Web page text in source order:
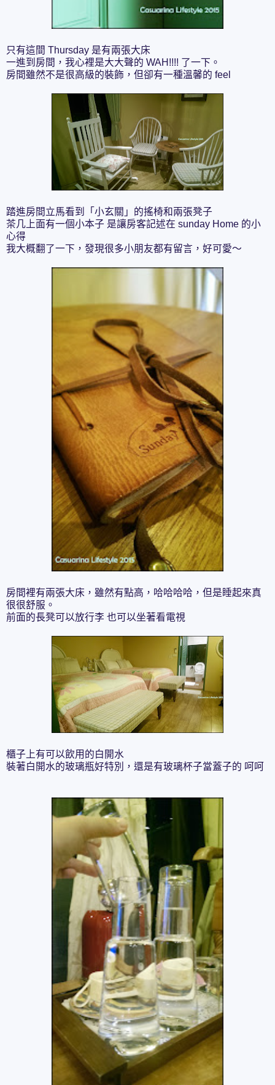
只有這間 Thursday 是有兩張大床
一進到房間，我心裡是大大聲的 WAH!!!! 了一下。
房間雖然不是很高級的裝飾，但卻有一種溫馨的 feel
踏進房間立馬看到「小玄關」的搖椅和兩張凳子
茶几上面有一個小本子 是讓房客記述在 sunday Home 的小
心得
我大概翻了一下，發現很多小朋友都有留言，好可愛～
房間裡有兩張大床，雖然有點高，哈哈哈哈，但是睡起來真
很很舒服。
前面的長凳可以放行李 也可以坐著看電視
櫃子上有可以飲用的白開水
裝著白開水的玻璃瓶好特別，還是有玻璃杯子當蓋子的 呵呵